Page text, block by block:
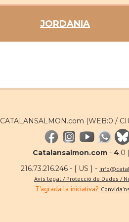
JORDANIA
CATALANSALMON.com (WEB:0 /
Catalansalmon.com - 4.0
216.73.216.246 - [ US ] -
Avís legal / Protecció de Dades /
T'agrada la iniciativa?